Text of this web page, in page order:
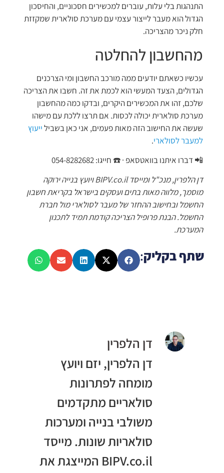
התנהגות בלי עלות, עוברים למכשירים חסכוניים, והחיסכון
הגדול הוא מעבר לייצור עצמי עם מערכת סולארית שמקזזת
חלק ניכר מהצריכה.
מהחשבון להחלטה
עכשיו כשאתם יודעים ממה מורכב החשבון ומי הצרכנים
הגדולים, הצעד המעשי הוא לכמת את זה. חשבו את הצריכה
שלכם, זהו את המכשירים היקרים, ובדקו כמה מהחשבון
מערכת סולארית יכולה לכסות. אם תרצו ללכת עם מישהו
שעשה את החישוב הזה מאות פעמים, אני כאן בשבילייעוץ
למעבר לסולארי.
📲 דברו איתנו בוואטסאפ · ☎️ חייגו: 054-8282682
דן הלפרין, מנכ"ל ומייסד BIPV.co.il ויועץ בנייה ירוקה
מוסמך, מלווה מאות בתים ועסקים בישראל בקריאת חשבון
החשמל ובחישוב ההחזר של מעבר לסולארי מול חברת
החשמל. הבנת פרופיל הצריכה קודמת תמיד לתכנון
המערכת.
שתף בקליק:
דן הלפרין
דן הלפרין, יזם ויועץ
מומחה לפתרונות
סולאריים מתקדמים
משולבי בנייה ומערכות
סולאריות שונות. מייסד
BIPV.co.il המייצגת את